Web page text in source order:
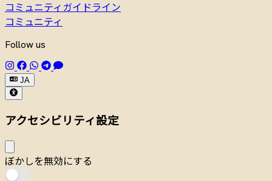
コミュニティガイドライン
コミュニティ
Follow us
JA
アクセシビリティ設定
ぼかしを無効にする